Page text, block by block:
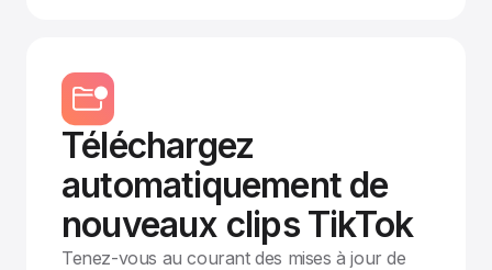
Téléchargez
automatiquement de
nouveaux clips TikTok
Tenez-vous au courant des mises à jour de